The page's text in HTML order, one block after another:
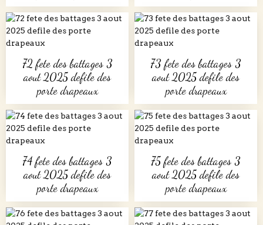
72 fete des battages 3
aout 2025 defile des
porte drapeaux
73 fete des battages 3
aout 2025 defile des
porte drapeaux
74 fete des battages 3
aout 2025 defile des
porte drapeaux
75 fete des battages 3
aout 2025 defile des
porte drapeaux